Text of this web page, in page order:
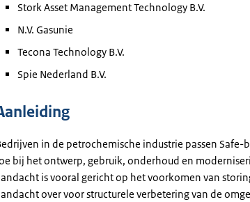
Stork Asset Management Technology B.V.
N.V. Gasunie
Tecona Technology B.V.
Spie Nederland B.V.
in de petrochemische industrie passen
bij het ontwerp, gebruik, onderhoud en
is vooral gericht op het voorkomen van
over voor structurele verbetering van de